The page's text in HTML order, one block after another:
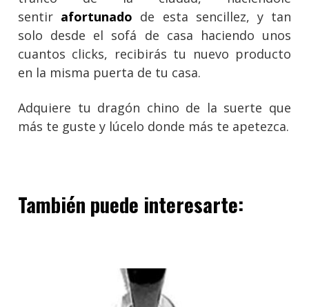
sentir afortunado de esta sencillez, y tan
solo desde el sofá de casa haciendo unos
cuantos clicks, recibirás tu nuevo producto
en la misma puerta de tu casa.
Adquiere tu dragón chino de la suerte que
más te guste y lúcelo donde más te apetezca.
También puede interesarte: